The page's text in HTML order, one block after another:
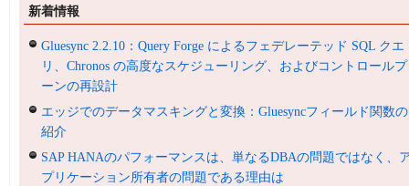
新着情報
Gluesync 2.2.10：Query Forge によるフェデレーテッド SQL クエ
リ、Chronos の高度なスケジューリング、およびコントロール
ーンの再設計
エッジでのデータマスキングと変換：Gluesyncフィールド関数の
紹介
SAP HANAのパフォーマンスは、単なるDBAの問題ではなく、
プリケーション所有者の問題である理由は